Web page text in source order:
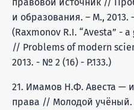
и образования. – М., 2013.
(Raxmonov R.I. “Avesta” -
// Problems of modern
2013. - № 2 (16) - P.133.)
21. Имамов Н.Ф. Авеста —
права // Молодой учёный.